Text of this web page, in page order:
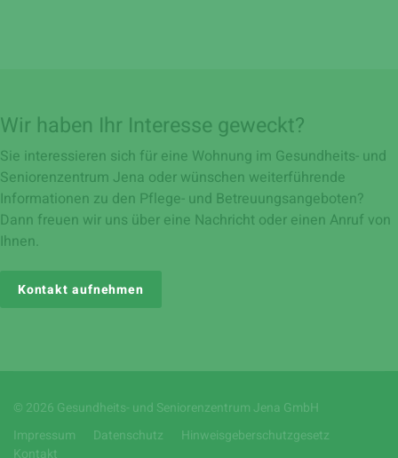
Wir haben Ihr Interesse geweckt?
Sie interessieren sich für eine Wohnung im Gesundheits- und
Seniorenzentrum Jena oder wünschen weiterführende
Informationen zu den Pflege- und Betreuungsangeboten?
Dann freuen wir uns über eine Nachricht oder einen Anruf von
Ihnen.
Kontakt aufnehmen
© 2026 Gesundheits- und Seniorenzentrum Jena GmbH
Impressum
Datenschutz
Hinweisgeberschutzgesetz